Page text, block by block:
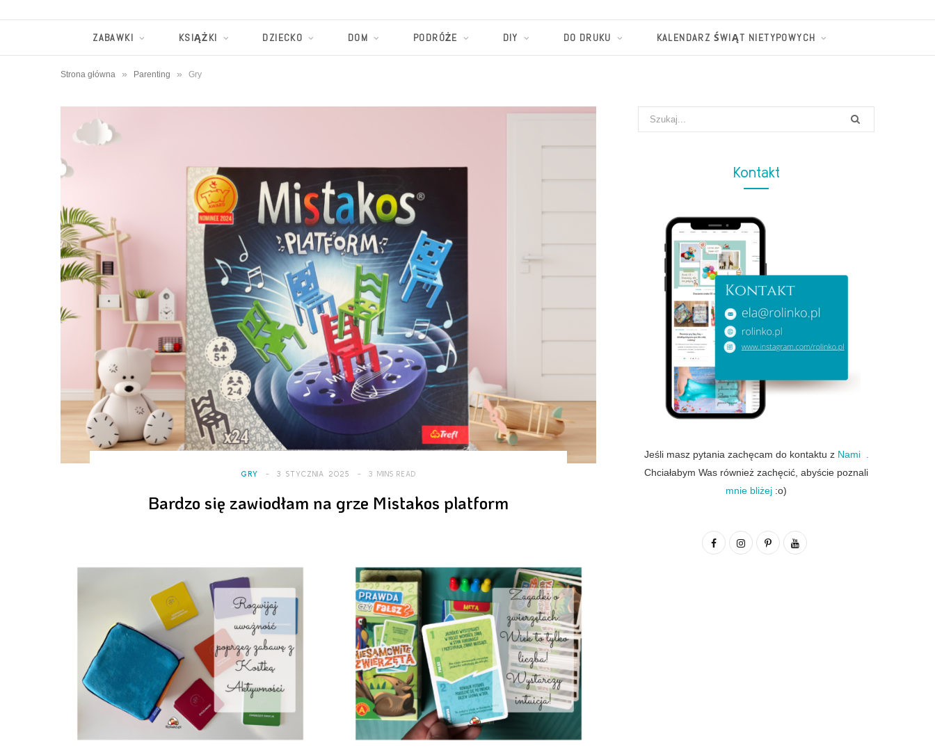
ZABAWKI KSIĄŻKI DZIECKO DOM PODRÓŻE DIY DO DRUKU KALENDARZ ŚWIĄT NIETYPOWYCH
Strona główna » Parenting » Gry
GRY 3 STYCZNIA 2025 3 MINS READ
Bardzo się zawiodłam na grze Mistakos platform
Search
for:
Kontakt
Jeśli masz pytania zachęcam do kontaktu z Nami .
Chciałabym Was również zachęcić, abyście poznali
mnie bliżej :o)
F I P Y